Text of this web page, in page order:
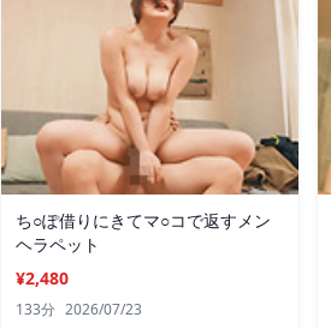
ち○ぽ借りにきてマ○コで返すメン
ヘラペット
¥2,480
133分 2026/07/23